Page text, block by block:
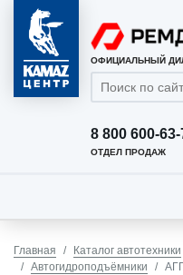
ОФИЦИАЛЬНЫЙ
8 800 600-
ОТДЕЛ ПРОДАЖ
Главная Каталог автотехники
Автогидроподъёмники